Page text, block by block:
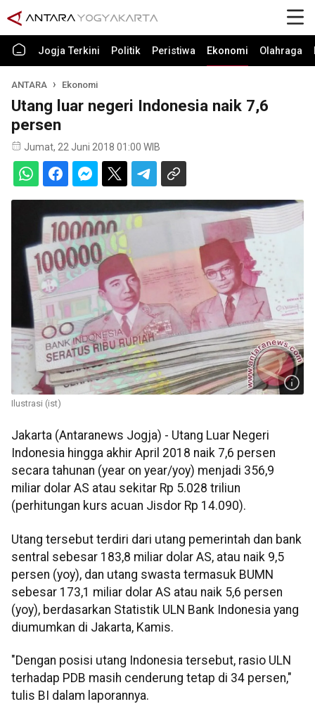
Jogja Terkini Politik Peristiwa Ekonomi Olahraga
ANTARA Ekonomi
Utang luar negeri Indonesia naik 7,6
persen
Jumat, 22 Juni 2018 01:00 WIB
Ilustrasi (ist)
Jakarta (Antaranews Jogja) - Utang Luar Negeri
Indonesia hingga akhir April 2018 naik 7,6 persen
secara tahunan (year on year/yoy) menjadi 356,9
miliar dolar AS atau sekitar Rp 5.028 triliun
(perhitungan kurs acuan Jisdor Rp 14.090).
Utang tersebut terdiri dari utang pemerintah dan bank
sentral sebesar 183,8 miliar dolar AS, atau naik 9,5
persen (yoy), dan utang swasta termasuk BUMN
sebesar 173,1 miliar dolar AS atau naik 5,6 persen
(yoy), berdasarkan Statistik ULN Bank Indonesia yang
diumumkan di Jakarta, Kamis.
"Dengan posisi utang Indonesia tersebut, rasio ULN
terhadap PDB masih cenderung tetap di 34 persen,"
tulis BI dalam laporannya.